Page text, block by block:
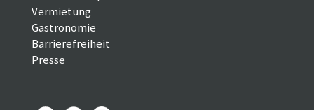
Vermietung
Gastronomie
Barrierefreiheit
Presse